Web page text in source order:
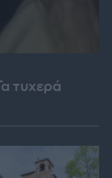
τυχερά